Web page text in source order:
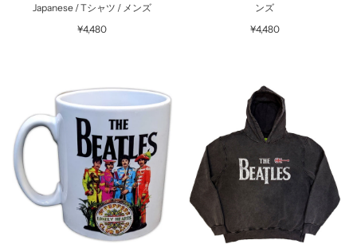
Japanese / Tシャツ / メンズ
¥4,480
ンズ
¥4,480